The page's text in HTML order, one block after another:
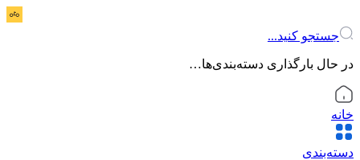
جستجو کنید...
در حال بارگذاری دسته‌بندی‌ها…
خانه
دسته‌بندی